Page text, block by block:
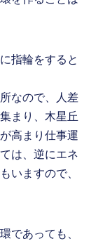
指輪をすると
なので、人差
まり、木星丘
高まり仕事運
は、逆にエネ
いますので、
であっても、